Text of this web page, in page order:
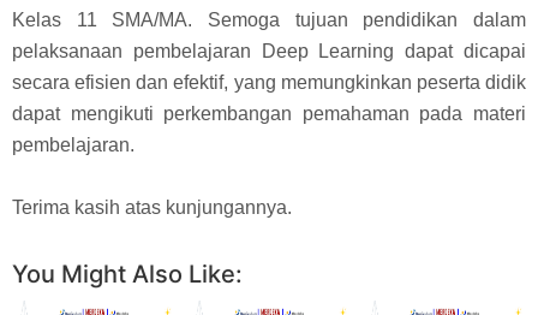
Kelas 11 SMA/MA. Semoga tujuan pendidikan dalam
pelaksanaan pembelajaran Deep Learning dapat dicapai
secara efisien dan efektif, yang memungkinkan peserta didik
dapat mengikuti perkembangan pemahaman pada materi
pembelajaran.
Terima kasih atas kunjungannya.
You Might Also Like: